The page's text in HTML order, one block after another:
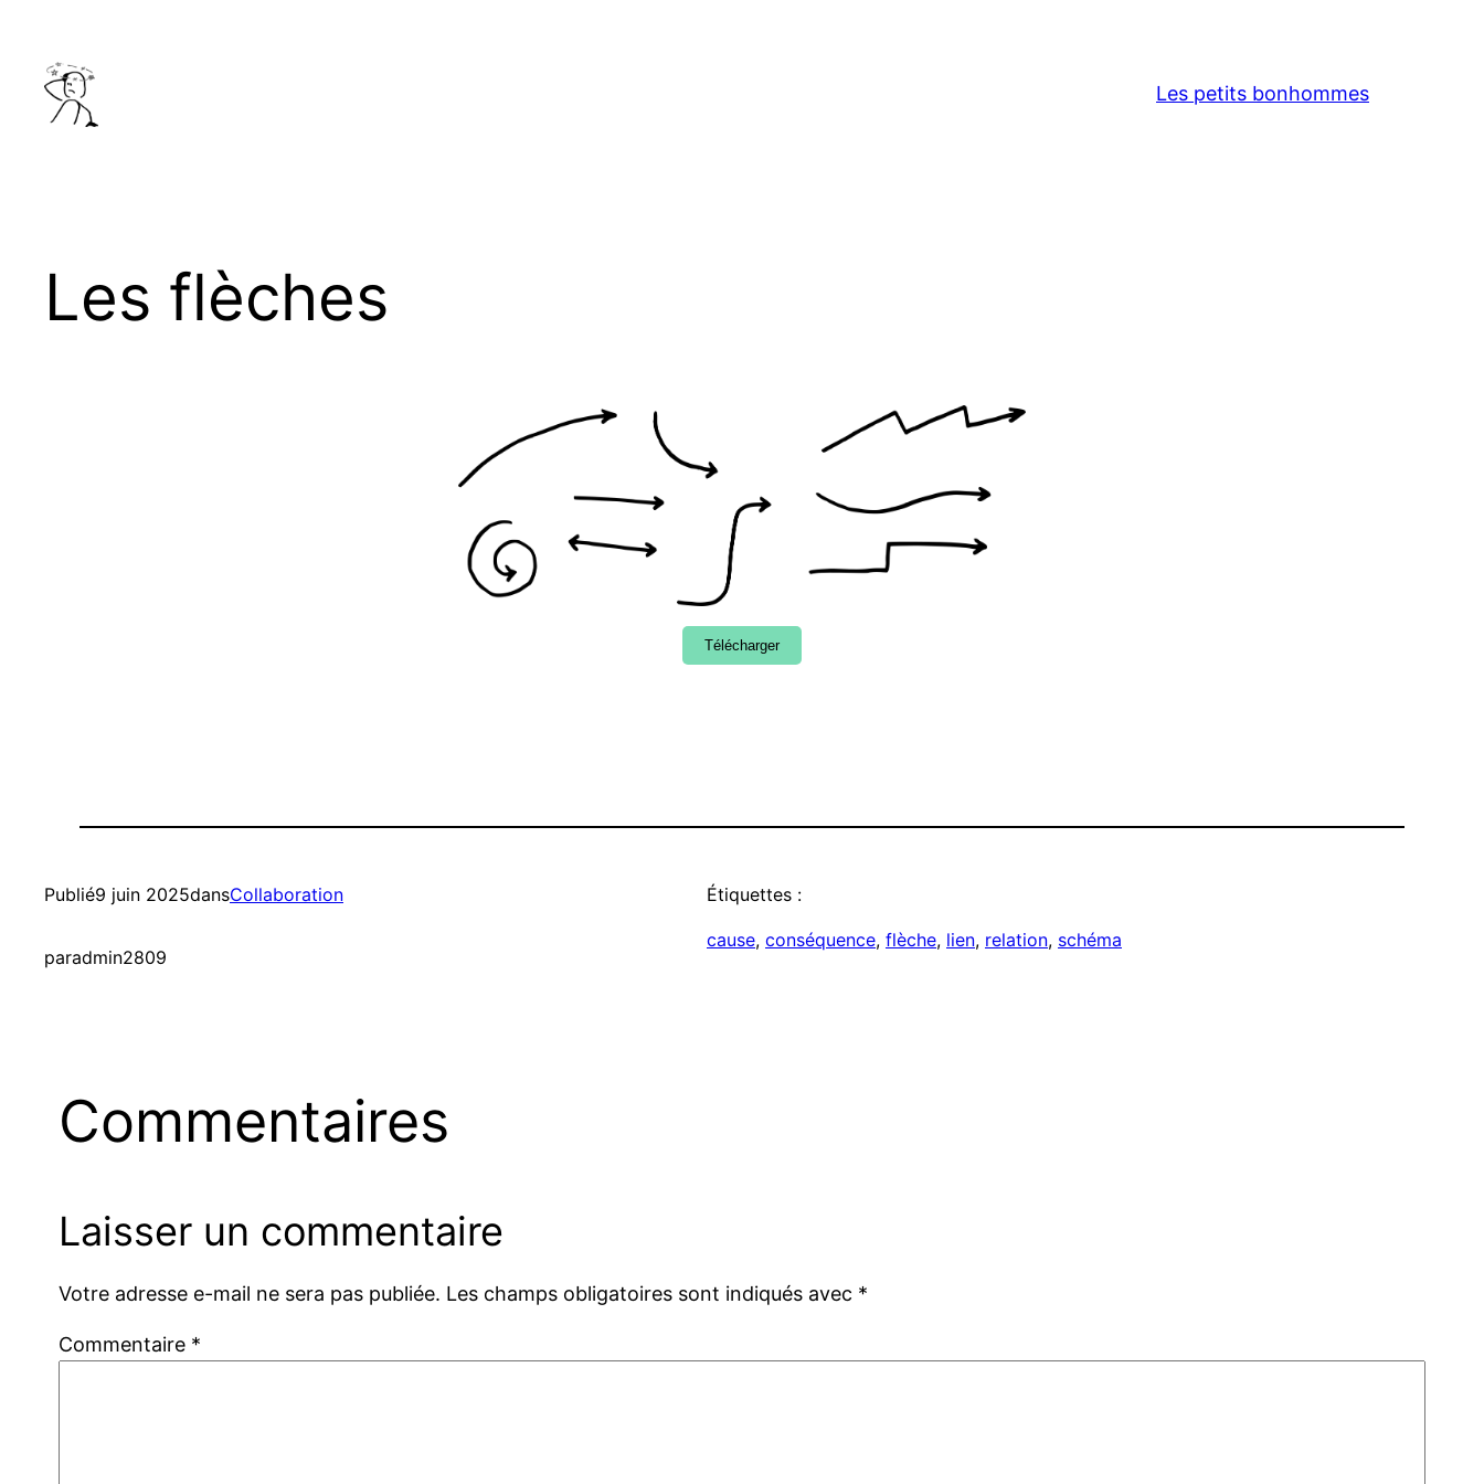
contenu
Les petits bonhommes
Les flèches
Télécharger
Publié9 juin 2025dansCollaboration
paradmin2809
Étiquettes :
cause, conséquence, flèche, lien, relation, schéma
Commentaires
Laisser un commentaire
Votre adresse e-mail ne sera pas publiée. Les champs obligatoires sont indiqués avec *
Commentaire *